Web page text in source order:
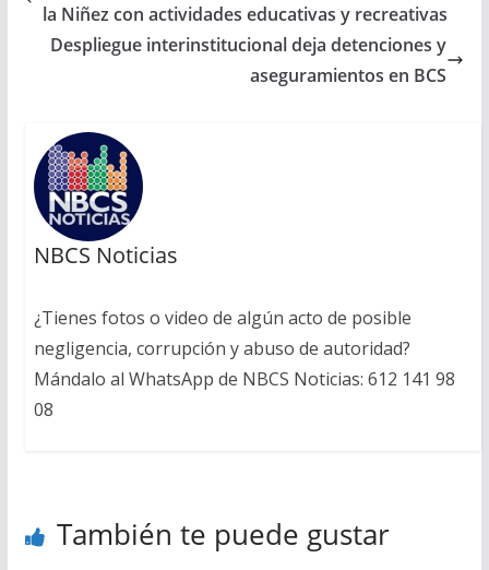
la Niñez con actividades educativas y recreativas
Despliegue interinstitucional deja detenciones y
aseguramientos en BCS
NBCS Noticias
¿Tienes fotos o video de algún acto de posible
negligencia, corrupción y abuso de autoridad?
Mándalo al WhatsApp de NBCS Noticias: 612 141 98
08
También te puede gustar